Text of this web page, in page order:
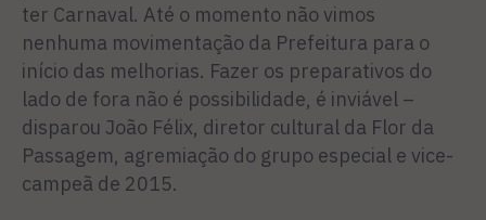
ter Carnaval. Até o momento não vimos
nenhuma movimen­tação da Prefeitura para o
início das melhorias. Fazer os prepara­tivos do
lado de fora não é pos­sibilidade, é inviável –
disparou João Félix, diretor cultural da Flor da
Passagem, agremiação do grupo especial e vice-
campeã de 2015.